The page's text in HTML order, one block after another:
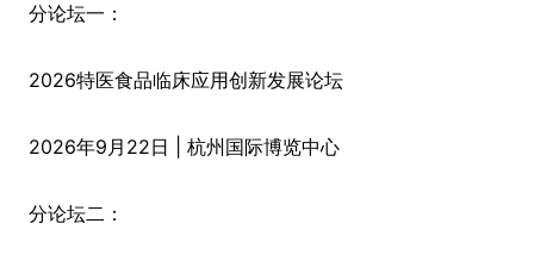
分论坛一：
2026特医食品临床应用创新发展论坛
2026年9月22日 | 杭州国际博览中心
分论坛二：